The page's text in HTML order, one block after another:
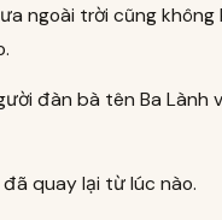
ngoài trời cũng không
đàn bà tên Ba Lành
quay lại từ lúc nào.